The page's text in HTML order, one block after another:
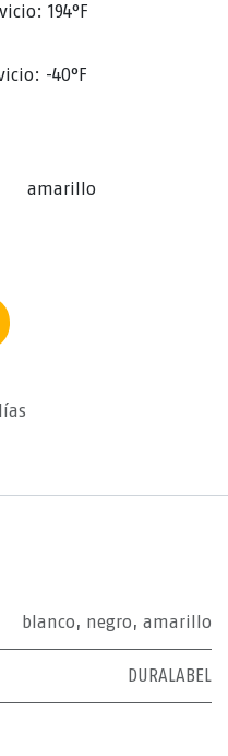
194°F
-40°F
amarillo
blanco, negro, amarillo
DURALABEL